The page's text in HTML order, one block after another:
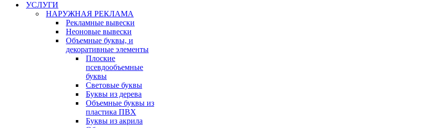
УСЛУГИ
НАРУЖНАЯ РЕКЛАМА
Рекламные вывески
Неоновые вывески
Объемные буквы, и
декоративные элементы
Плоские
псевдообъемные
буквы
Световые буквы
Буквы из дерева
Объемные буквы из
пластика ПВХ
Буквы из акрила